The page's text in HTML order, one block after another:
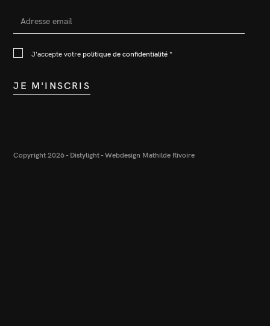
J'accepte votre politique de confidentialité *
JE M'INSCRIS
Copyright 2026 - Distylight -Webdesign Mathilde Rivoire